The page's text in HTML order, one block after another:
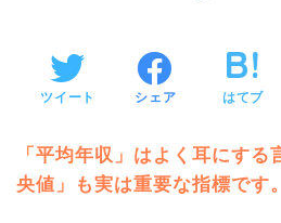
ツイート シェア はてブ
「平均年収」はよく耳にす
央値」も実は重要な指標です。